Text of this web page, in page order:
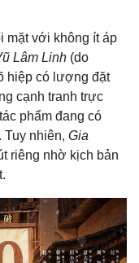
mặt với không ít áp
Lâm Linh (do
hiệp có lượng đặt
cạnh tranh trực
phẩm đang có
Tuy nhiên, Gia
riêng nhờ kịch bản